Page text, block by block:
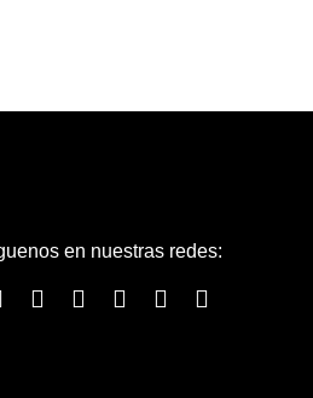
en nuestras redes: